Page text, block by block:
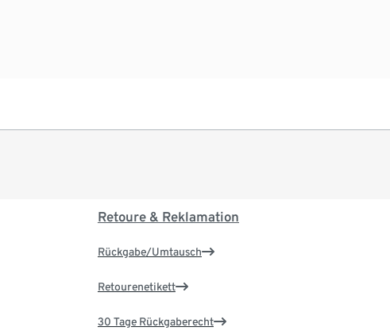
Retoure & Reklamation
Rückgabe/Umtausch
Retourenetikett
30 Tage Rückgaberecht